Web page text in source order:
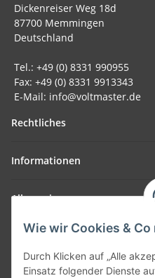
Wie wir Cookies & Co
Durch Klicken auf „Alle
Einsatz folgender Dienste
Dickenreiser Weg 18d
87700 Memmingen
Deutschland
Tel.: +49 (0) 8331 990955
Fax: +49 (0) 8331 9913343
E-Mail: info@voltmaster.de
Rechtliches
Informationen
Allgemein
Teil unseres Netzwerks:
SmoliTec - Safety. Simplified.